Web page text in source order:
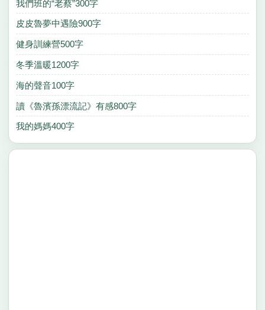
我們班的“老蔡”300字
皮皮魯夢中遇險900字
健身訓練營500字
冬季溫暖1200字
海的聲音100字
讀《魯濱孫漂流記》有感800字
我的媽媽400字